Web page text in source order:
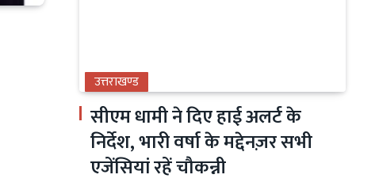
उत्तराखण्ड
सीएम धामी ने दिए हाई अलर्ट के
निर्देश, भारी वर्षा के मद्देनज़र सभी
एजेंसियां रहें चौकन्नी